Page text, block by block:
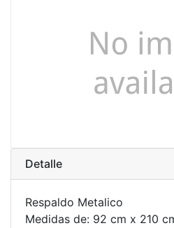
Detalle
Respaldo Metalico
Medidas de: 92 cm x 210